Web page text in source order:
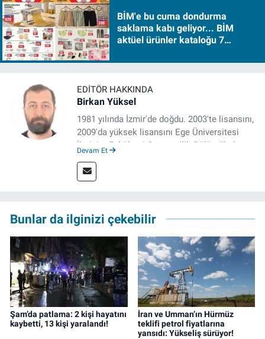
BİM'e bu cuma dondurma
saklama kabı geliyor... BİM
aktüel ürünler kataloğu 7
EDITÖR HAKKINDA
Birkan Yüksel
1981 yılında İzmir'de doğdu. 2003'te lisansını,
2009'da yüksek lisansını Ege Üniversitesi
İletişim Fakültesi Gazetecilik Bölümü'nde
tezinden hareketle yazdığı "İdeoloji ve
Gündelik Hayatta Milliyetçilik" adlı kitabı,
ve editör olarak görev yapmaktadır.
Devam Et
Bunlar da ilginizi çekebilir
Şam’da patlama: 2 kişi hayatını
kaybetti, 13 kişi yaralandı!
İran ve Umman’ın Hürmüz
teklifi petrol fiyatlarına
yansıdı: Yükseliş sürüyor!